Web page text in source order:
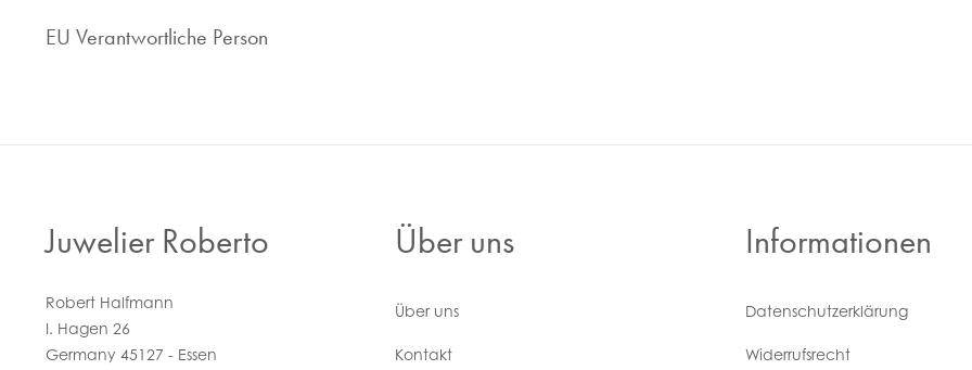
EU Verantwortliche Person
Juwelier Roberto
Robert Halfmann
I. Hagen 26
Germany 45127 - Essen
Über uns
Über uns
Kontakt
Informationen
Daten­schutz­erklärung
Widerrufs­recht